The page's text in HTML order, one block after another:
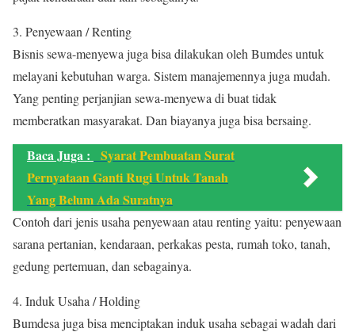
3. Penyewaan / Renting
Bisnis sewa-menyewa juga bisa dilakukan oleh Bumdes untuk
melayani kebutuhan warga. Sistem manajemennya juga mudah.
Yang penting perjanjian sewa-menyewa di buat tidak
memberatkan masyarakat. Dan biayanya juga bisa bersaing.
Baca Juga :
Syarat Pembuatan Surat
Pernyataan Ganti Rugi Untuk Tanah
Yang Belum Ada Suratnya
Contoh dari jenis usaha penyewaan atau renting yaitu: penyewaan
sarana pertanian, kendaraan, perkakas pesta, rumah toko, tanah,
gedung pertemuan, dan sebagainya.
4. Induk Usaha / Holding
Bumdesa juga bisa menciptakan induk usaha sebagai wadah dari